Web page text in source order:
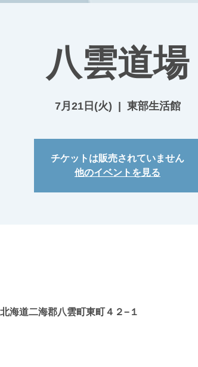
八雲道場
7月21日(火)
  |
東部生活館
チケットは販売されていません
他のイベントを見る
海道二海郡八雲町東町４２−１